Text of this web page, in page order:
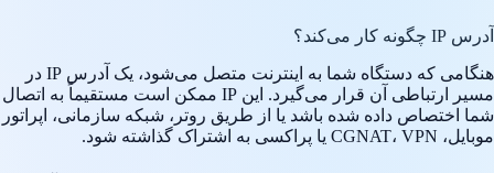
آدرس IP چگونه کار می‌کند؟
هنگامی که دستگاه شما به اینترنت متصل می‌شود، یک آدرس IP در
مسیر ارتباطی آن قرار می‌گیرد. این IP ممکن است مستقیماً به اتصال
شما اختصاص داده شده باشد یا از طریق روتر، شبکه سازمانی، اپراتور
موبایل، CGNAT، VPN یا پراکسی به اشتراک گذاشته شود.